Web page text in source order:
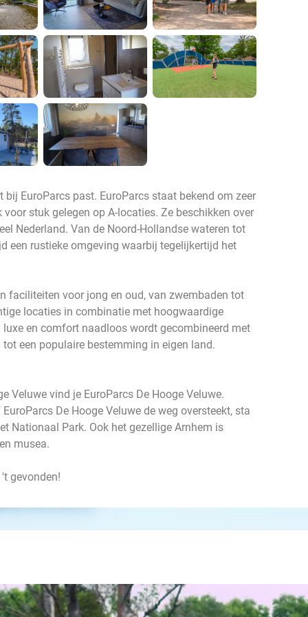
EuroParcs past. EuroParcs staat bekend om zeer
stuk gelegen op A-locaties. Ze beschikken over
Nederland. Van de Noord-Hollandse wateren tot
een rustieke omgeving waarbij tegelijkertijd het
faciliteiten voor jong en oud, van zwembaden tot
locaties in combinatie met hoogwaardige
en comfort naadloos wordt gecombineerd met
een populaire bestemming in eigen land.
Veluwe vind je EuroParcs De Hooge Veluwe.
De Hooge Veluwe de weg oversteekt, sta
Nationaal Park. Ook het gezellige Arnhem is
musea.
gevonden!